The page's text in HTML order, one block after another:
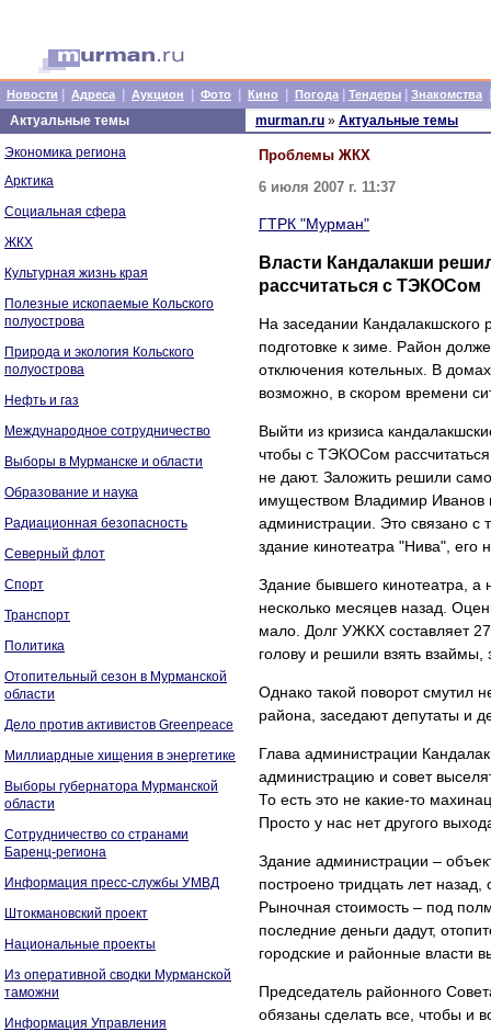
Новости Адреса Аукцион Фото Кино Погода Тендеры Знакомства
Актуальные темы
Экономика региона
Арктика
Социальная сфера
ЖКХ
Культурная жизнь края
Полезные ископаемые Кольского
полуострова
Природа и экология Кольского
полуострова
Нефть и газ
Международное сотрудничество
Выборы в Мурманске и области
Образование и наука
Радиационная безопасность
Северный флот
Спорт
Транспорт
Политика
Отопительный сезон в Мурманской
области
Дело против активистов Greenpeace
Миллиардные хищения в энергетике
Выборы губернатора Мурманской
области
Сотрудничество со странами
Баренц-региона
Информация пресс-службы УМВД
Штокмановский проект
Национальные проекты
Из оперативной сводки Мурманской
таможни
Информация Управления
murman.ru » Актуальные темы
Проблемы ЖКХ
6 июля 2007 г. 11:37
ГТРК "Мурман"
Власти Кандалакши
рассчитаться с ТЭКОСом
На заседании Кандалакшского
подготовке к зиме. Район
отключения котельных. В
возможно, в скором времени
Выйти из кризиса
чтобы с ТЭКОСом
не дают. Заложить решили
имуществом Владимир Иванов
администрации. Это связано с
здание кинотеатра "Нива", его
Здание бывшего кинотеатра, а
несколько месяцев назад.
мало. Долг УЖКХ составляет
голову и решили взять
Однако такой поворот смутил
района, заседают депутаты и
Глава администрации
администрацию и совет
То есть это не какие-то
Просто у нас нет другого
Здание администрации –
построено тридцать лет
Рыночная стоимость – под
последние деньги дадут,
городские и районные власти
Председатель районного
обязаны сделать все, чтобы и